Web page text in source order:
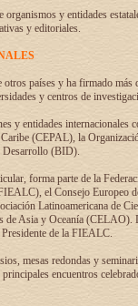
y entidades
y editoriales.
países y ha firmado más
y centros de
y entidades internacionales
(CEPAL), la
Desarrollo (BID).
forma parte de la
el Consejo Europeo
Latinoamericana de
de Asia y Oceanía (CELAO).
de la FIEALC.
mesas redondas y
encuentros